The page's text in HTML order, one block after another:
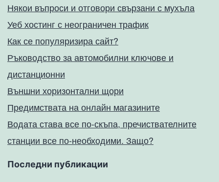
Някои въпроси и отговори свързани с мухъла
Уеб хостинг с неограничен трафик
Как се популяризира сайт?
Ръководство за автомобилни ключове и
дистанционни
Външни хоризонтални щори
Предимствата на онлайн магазините
Водата става все по-скъпа, пречиствателните
станции все по-необходими. Защо?
Последни публикации